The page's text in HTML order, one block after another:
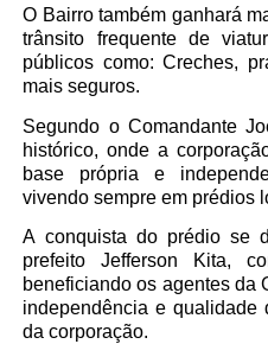
O Bairro também ganhará
trânsito frequente de
públicos como: Creches,
mais seguros.
Segundo o Comandante
histórico, onde a
base própria e
vivendo sempre em prédios
A conquista do prédio se
prefeito Jefferson Kita,
beneficiando os agentes da
independência e qualidade
da corporação.